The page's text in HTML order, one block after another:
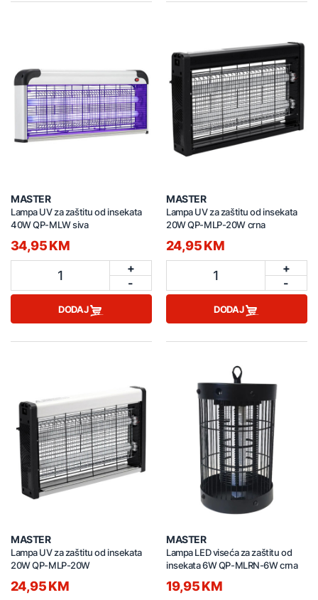
MASTER
Lampa UV za zaštitu od insekata
40W QP-MLW siva
34,95 KM
1
+
-
DODAJ
MASTER
Lampa UV za zaštitu od insekata
20W QP-MLP-20W crna
24,95 KM
1
+
-
DODAJ
MASTER
Lampa UV za zaštitu od insekata
20W QP-MLP-20W
24,95 KM
MASTER
Lampa LED viseća za zaštitu od
insekata 6W QP-MLRN-6W crna
19,95 KM